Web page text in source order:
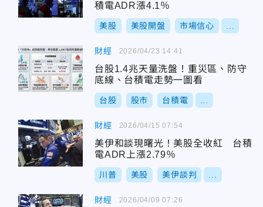
積電ADR漲4.1％
美股 美股開盤 市場信心
財經
台股1.4兆天量洗盤！重災區、防守
底線、台積電走勢一圖看
台股 股市 台積電
2026/04/23 14:41
財經
美伊和談現曙光！美股全收紅 台積
電ADR上漲2.79％
川普 美股 美伊談判
2026/04/15 07:54
財經 2026/04/09 07:26